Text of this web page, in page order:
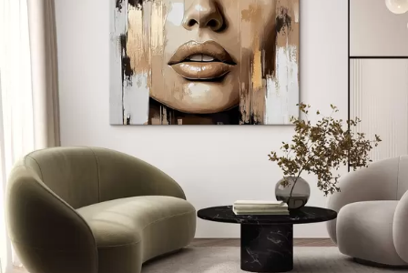
Ekologický materiál
Premium
Žiarivé a sýte farby
✓Bezpečný atrament bez zápachu
✓Povrch podobný plátnu
✗ Ekologický materiál
Eko-Premium